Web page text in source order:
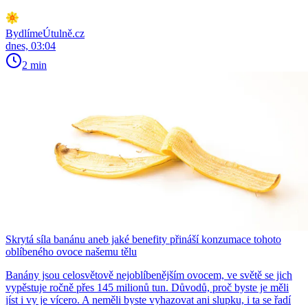
BydlímeÚtulně.cz
dnes, 03:04
2 min
Skrytá síla banánu aneb jaké benefity přináší konzumace tohoto
oblíbeného ovoce našemu tělu
Banány jsou celosvětově nejoblíbenějším ovocem, ve světě se jich
vypěstuje ročně přes 145 milionů tun. Důvodů, proč byste je měli
jíst i vy je vícero. A neměli byste vyhazovat ani slupku, i ta se řadí